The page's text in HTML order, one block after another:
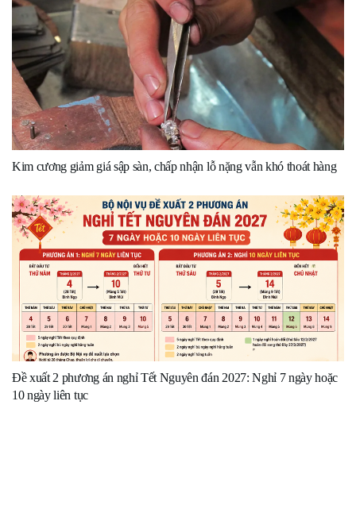
Kim cương giảm giá sập sàn, chấp nhận lỗ nặng vẫn khó thoát hàng
Đề xuất 2 phương án nghỉ Tết Nguyên đán 2027: Nghỉ 7 ngày hoặc
10 ngày liên tục